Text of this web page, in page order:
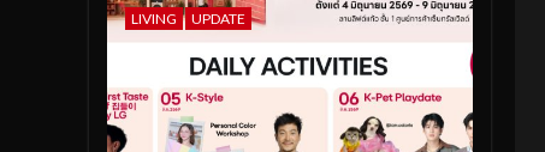
LIVING UPDATE